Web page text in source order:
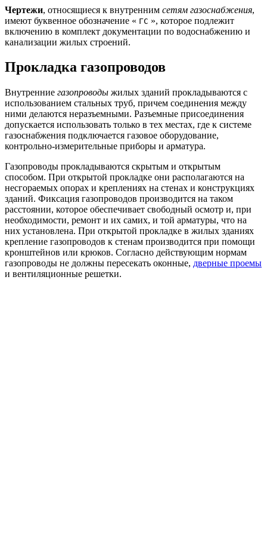
Чертежи, относящиеся к внутренним сетям газоснабжения,
имеют буквенное обозначение « ГС », которое подлежит
включению в комплект документации по водоснабжению и
канализации жилых строений.
Прокладка газопроводов
Внутренние газопроводы жилых зданий прокладываются с
использованием стальных труб, причем соединения между
ними делаются неразъемными. Разъемные присоединения
допускается использовать только в тех местах, где к системе
газоснабжения подключается газовое оборудование,
контрольно-измерительные приборы и арматура.
Газопроводы прокладываются скрытым и открытым
способом. При открытой прокладке они располагаются на
несгораемых опорах и креплениях на стенах и конструкциях
зданий. Фиксация газопроводов производится на таком
расстоянии, которое обеспечивает свободный осмотр и, при
необходимости, ремонт и их самих, и той арматуры, что на
них установлена. При открытой прокладке в жилых зданиях
крепление газопроводов к стенам производится при помощи
кронштейнов или крюков. Согласно действующим нормам
газопроводы не должны пересекать оконные, дверные проемы
и вентиляционные решетки.